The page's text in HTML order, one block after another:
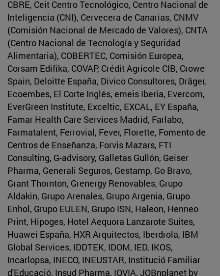
CBRE, Ceit Centro Tecnológico, Centro Nacional de
Inteligencia (CNI), Cervecera de Canarias, CNMV
(Comisión Nacional de Mercado de Valores), CNTA
(Centro Nacional de Tecnología y Seguridad
Alimentaria), COBERTEC, Comisión Europea,
Corsam Edifika, COVAP, Crédit Agricole CIB, Crowe
Spain, Deloitte España, Divico Consultores, Dräger,
Ecoembes, El Corte Inglés, emeis Iberia, Evercom,
EverGreen Institute, Exceltic, EXCAL, EY España,
Famar Health Care Services Madrid, Farlabo,
Farmatalent, Ferrovial, Fever, Florette, Fomento de
Centros de Enseñanza, Forvis Mazars, FTI
Consulting, G-advisory, Galletas Gullón, Geiser
Pharma, Generali Seguros, Gestamp, Go Bravo,
Grant Thornton, Grenergy Renovables, Grupo
Aldakin, Grupo Arenales, Grupo Argenia, Grupo
Enhol, Grupo EULEN, Grupo ISN, Haleon, Henneo
Print, Hipoges, Hotel Aequora Lanzarote Suites,
Huawei España, HXR Arquitectos, Iberdrola, IBM
Global Services, IDDTEK, IDOM, IED, IKOS,
Incarlopsa, INECO, INEUSTAR, Institució Familiar
d'Educació, Insud Pharma, IQVIA, JOBnplanet by